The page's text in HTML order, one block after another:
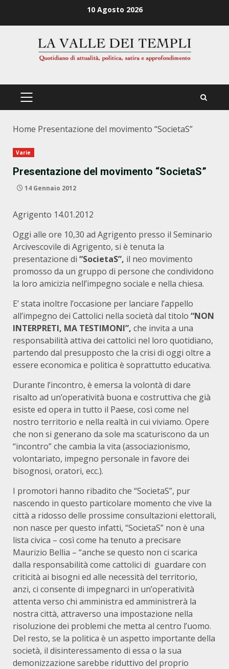
10 Agosto 2026
PRIMÄRES
Home Presentazione del movimento “SocietaS”
Varie
Presentazione del movimento “SocietaS”
14 Gennaio 2012
Agrigento 14.01.2012
Oggi alle ore 10,30 ad Agrigento presso il Seminario
Arcivescovile di Agrigento, si è tenuta la
presentazione di “SocietaS”, il neo movimento
promosso da un gruppo di persone che condividono
la loro amicizia nell’impegno sociale e nella chiesa.
E’ stata inoltre l’occasione per lanciare l’appello
all’impegno dei Cattolici nella società dal titolo “NON
INTERPRETI, MA TESTIMONI”, che invita a una
responsabilità attiva dei cattolici nel loro quotidiano,
partendo dal presupposto che la crisi di oggi oltre a
essere economica e politica è soprattutto educativa.
Durante l’incontro, è emersa la volontà di dare
risalto ad un’operatività buona e costruttiva che già
esiste ed opera in tutto il Paese, così come nel
nostro territorio e nella realtà in cui viviamo. Opere
che non si generano da sole ma scaturiscono da un
“incontro” che cambia la vita (associazionismo,
volontariato, impegno personale in favore dei
bisognosi, oratori, ecc.).
I promotori hanno ribadito che “SocietaS”, pur
nascendo in questo particolare momento che vive la
città a ridosso delle prossime consultazioni elettorali,
non nasce per questo infatti, “SocietaS” non è una
lista civica – così come ha tenuto a precisare
Maurizio Bellia – “anche se questo non ci scarica
dalla responsabilità come cattolici di guardare con
criticità ai bisogni ed alle necessità del territorio,
anzi, ci consente di impegnarci in un’operatività
attenta verso chi amministra ed amministrerà la
nostra città, attraverso una impostazione nella
risoluzione dei problemi che metta al centro l’uomo.
Del resto, se la politica è un aspetto importante della
società, il disinteressamento di essa o la sua
demonizzazione sarebbe riduttivo del proprio